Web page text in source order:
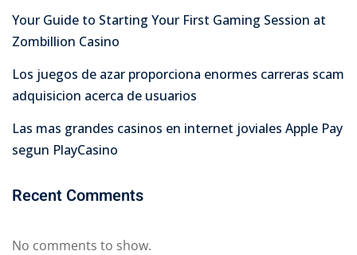
Your Guide to Starting Your First Gaming Session at
Zombillion Casino
Los juegos de azar proporciona enormes carreras scam
adquisicion acerca de usuarios
Las mas grandes casinos en internet joviales Apple Pay
segun PlayCasino
Recent Comments
No comments to show.